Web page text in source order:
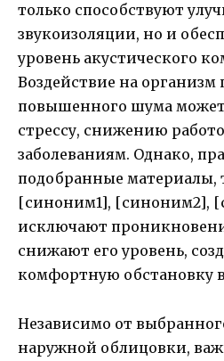
только способствуют
звукоизоляции, но и
уровень акустического
Воздействие на организм
повышенного шума
стрессу, снижению
заболеваниям. Однако,
подобранные материалы,
[синоним1], [синоним2],
исключают
снижают его уровень,
комфортную обстановку
Независимо от
наружной облицовки,